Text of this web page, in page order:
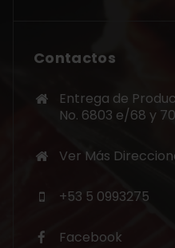
Contactos
Entrega de
No. 6803 e/68 y
Ver Más
+53 5 0993275
Facebook